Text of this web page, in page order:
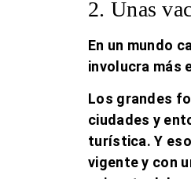
2. Unas
En un mundo
involucra más
Los grandes
ciudades y
turística. Y
vigente y con